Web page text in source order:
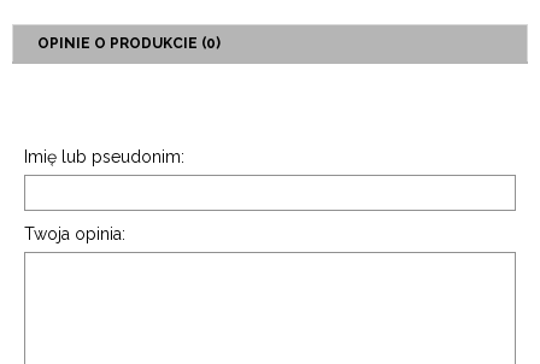
OPINIE O PRODUKCIE (0)
Imię lub pseudonim:
Twoja opinia: